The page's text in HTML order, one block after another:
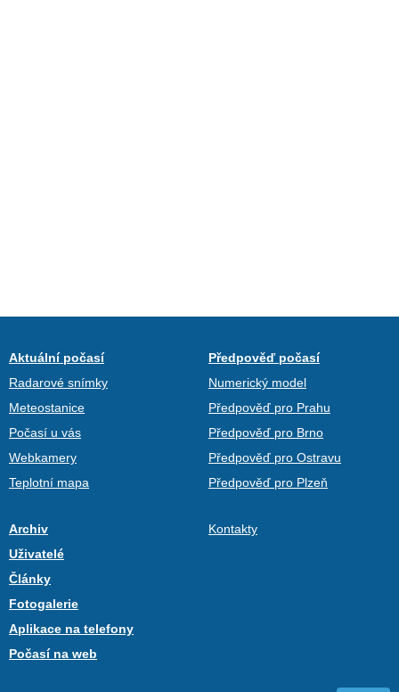
Aktuální počasí
Radarové snímky
Meteostanice
Počasí u vás
Webkamery
Teplotní mapa
Předpověď počasí
Numerický model
Předpověď pro Prahu
Předpověď pro Brno
Předpověď pro Ostravu
Předpověď pro Plzeň
Archiv
Uživatelé
Články
Fotogalerie
Aplikace na telefony
Počasí na web
Kontakty